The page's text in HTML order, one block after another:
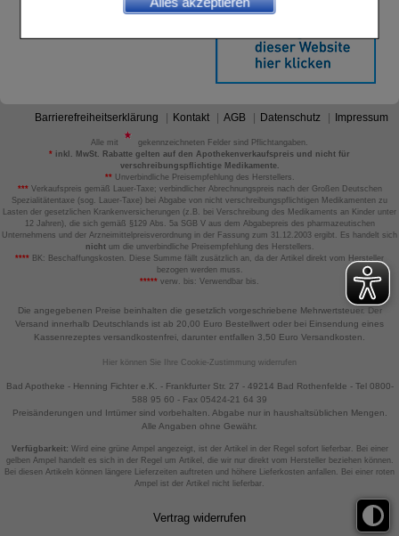
Einkaufserlebnis noch ansprechender zu gestalten,
beispielsweise für die Wiedererkennung des
Besuchers oder unsere Seite an bevorzugte
Verhaltensweisen (z.B. Spracheinstellung)
auch auf Ihre Bedürfnisse zugeschrittene Inhalte
anzuzeigen und unser Partnerprogramm zu
betreiben.
Statistik & Tracking: Hierüber lassen sich
Informationen über die Art und Weise der Nutzung
unserer Website sammeln, mit deren Hilfe wir unsere
Website weiter für Sie optimieren können, den Inhalt
auf unserer Website aber auch die Werbung auf
Drittseiten möglichst relevant für Sie zu gestalten.
Bitte beachten Sie, dass Daten hierfür teilweise an
übertragen werden.
Barrierefreiheitserklärung Kontakt AGB Datenschutz Impressum
Alle mit
gekennzeichneten Felder sind Pflichtangaben.
* inkl. MwSt. Rabatte gelten auf den Apothekenverkaufspreis und nicht für
verschreibungspflichtige Medikamente.
**Unverbindliche Preisempfehlung des Herstellers.
***Verkaufspreis gemäß Lauer-Taxe; verbindlicher Abrechnungspreis nach der Großen Deutschen
Spezialitätentaxe (sog. Lauer-Taxe) bei Abgabe von nicht verschreibungspflichtigen Medikamenten zu
Lasten der gesetzlichen Krankenversicherungen (z.B. bei Verschreibung des Medikaments an Kinder unter
12 Jahren), die sich gemäß §129 Abs. 5a SGB V aus dem Abgabepreis des pharmazeutischen
Unternehmens und der Arzneimittelpreisverordnung in der Fassung zum 31.12.2003 ergibt. Es handelt sich
nichtum die unverbindliche Preisempfehlung des Herstellers.
**** BK: Beschaffungskosten. Diese Summe fällt zusätzlich an, da der Artikel direkt vom Hersteller
bezogen werden muss.
***** verw. bis: Verwendbar bis.
Die angegebenen Preise beinhalten die gesetzlich vorgeschriebene Mehrwertsteuer. Der
Versand innerhalb Deutschlands ist ab 20,00 Euro Bestellwert oder bei Einsendung eines
Kassenrezeptes versandkostenfrei, darunter entfallen 3,50 Euro Versandkosten.
Hier können Sie Ihre Cookie-Zustimmung widerrufen
Bad Apotheke - Henning Fichter e.K. - Frankfurter Str. 27 - 49214 Bad Rothenfelde - Tel 0800-
588 95 60 - Fax 05424-21 64 39
Preisänderungen und Irrtümer sind vorbehalten. Abgabe nur in haushaltsüblichen Mengen.
Alle Angaben ohne Gewähr.
Verfügbarkeit: Wird eine grüne Ampel angezeigt, ist der Artikel in der Regel sofort lieferbar. Bei einer
gelben Ampel handelt es sich in der Regel um Artikel, die wir nur direkt vom Hersteller beziehen können.
Bei diesen Artikeln können längere Lieferzeiten auftreten und höhere Lieferkosten anfallen. Bei einer roten
Ampel ist der Artikel nicht lieferbar.
Vertrag widerrufen